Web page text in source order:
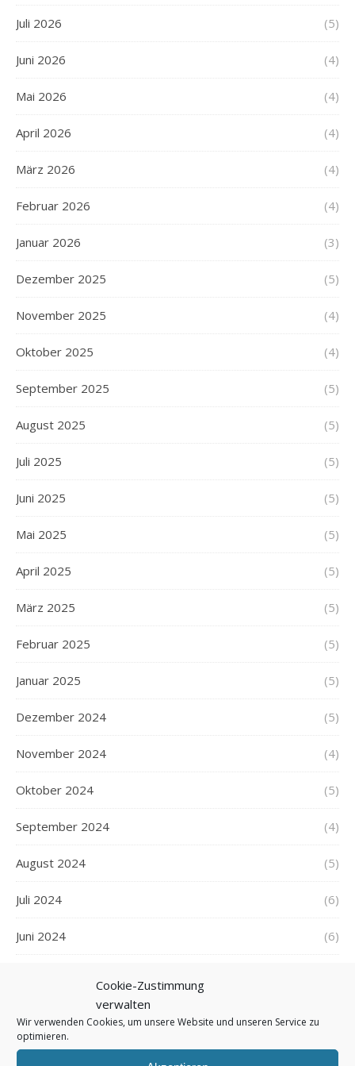
Cookie-Zustimmung
verwalten
Wir verwenden Cookies, um unsere Website und unseren Service zu
optimieren.
Juli 2026 (5)
Juni 2026 (4)
Mai 2026 (4)
April 2026 (4)
März 2026 (4)
Februar 2026 (4)
Januar 2026 (3)
Dezember 2025 (5)
November 2025 (4)
Oktober 2025 (4)
September 2025 (5)
August 2025 (5)
Juli 2025 (5)
Juni 2025 (5)
Mai 2025 (5)
April 2025 (5)
März 2025 (5)
Februar 2025 (5)
Januar 2025 (5)
Dezember 2024 (5)
November 2024 (4)
Oktober 2024 (5)
September 2024 (4)
August 2024 (5)
Juli 2024 (6)
Juni 2024 (6)
März 2024